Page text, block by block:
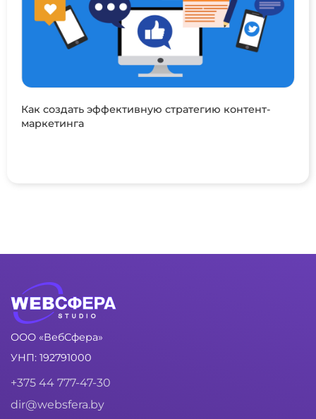
Как создать эффективную стратегию контент-
маркетинга
ООО «ВебСфера»
УНП: 192791000
+375 44 777-47-30
dir@websfera.by